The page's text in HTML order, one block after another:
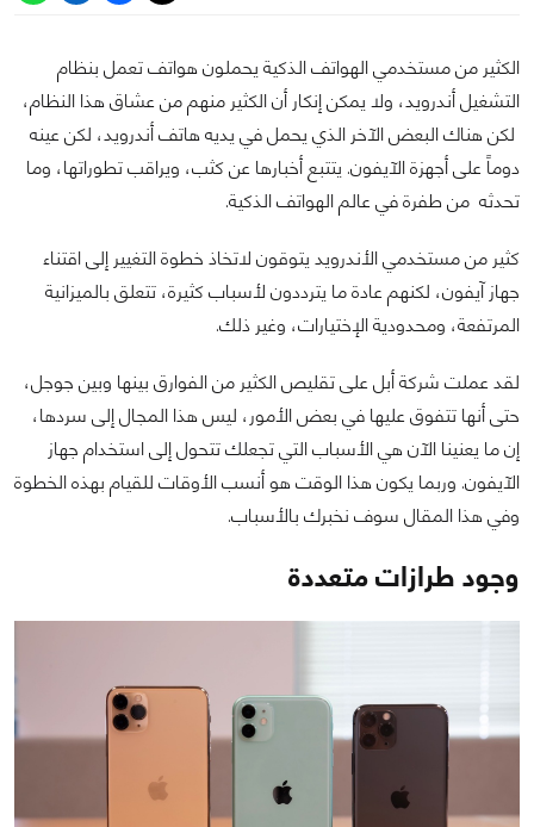
الكثير من مستخدمي الهواتف الذكية يحملون هواتف تعمل بنظام
التشغيل أندرويد، ولا يمكن إنكار أن الكثير منهم من عشاق هذا النظام،
لكن هناك البعض الآخر الذي يحمل في يديه هاتف أندرويد، لكن عينه
دوماً على أجهزة الآيفون. يتتبع أخبارها عن كثب، ويراقب تطوراتها، وما
تحدثه من طفرة في عالم الهواتف الذكية.
كثير من مستخدمي الأندرويد يتوقون لاتخاذ خطوة التغيير إلى اقتناء
جهاز آيفون، لكنهم عادة ما يترددون لأسباب كثيرة، تتعلق بالميزانية
المرتفعة، ومحدودية الإختيارات، وغير ذلك.
لقد عملت شركة أبل على تقليص الكثير من الفوارق بينها وبين جوجل،
حتى أنها تتفوق عليها في بعض الأمور، ليس هذا المجال إلى سردها،
إن ما يعنينا الآن هي الأسباب التي تجعلك تتحول إلى استخدام جهاز
الآيفون. وربما يكون هذا الوقت هو أنسب الأوقات للقيام بهذه الخطوة
وفي هذا المقال سوف نخبرك بالأسباب.
وجود طرازات متعددة